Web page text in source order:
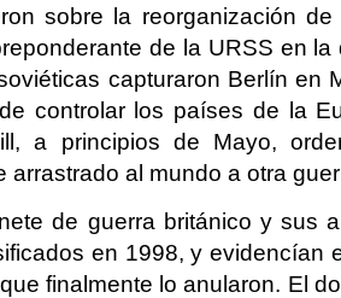
sobre la reorganización
de la URSS en
capturaron Berlín en
controlar los países de la
a principios de Mayo,
arrastrado al mundo a otra
de guerra británico y sus
en 1998, y evidencían
finalmente lo anularon. El